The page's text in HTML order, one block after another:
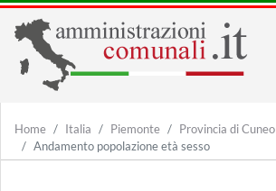
Home Italia Piemonte Provincia di Cuneo
Andamento popolazione età sesso